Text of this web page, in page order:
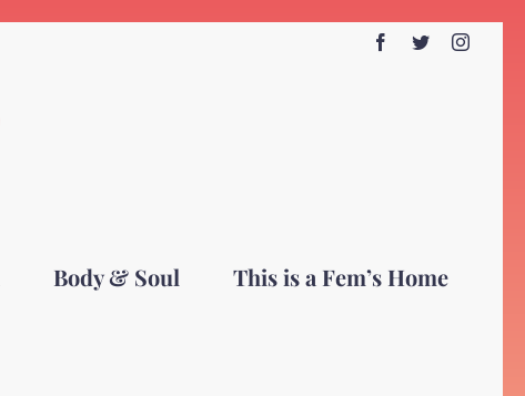
Facebook
Twitter
Body & Soul This is a Fem’s Home